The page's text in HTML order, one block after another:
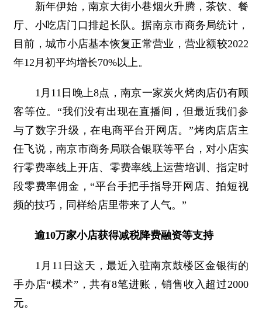
新年伊始，南京大街小巷烟火升腾，茶饮、餐
厅、小吃店门口排起长队。据南京市商务局统计，
目前，城市小店基本恢复正常营业，营业额较2022
年12月初平均增长70%以上。
1月11日晚上8点，南京一家炭火烤肉店仍有顾
客等位。“我们没有出现在直播间，但最近我们参
与了数字升级，在电商平台开网店。”烤肉店店主
任飞说，南京市商务局联合银联等平台，对小店实
行零费率线上开店、零费率线上运营培训、指定时
段零费率佣金，“平台手把手指导开网店、拍短视
频的技巧，同样给店里带来了人气。”
逾10万家小店获得减税降费融资等支持
1月11日这天，最近入驻南京鼓楼区金银街的
手办店“模术”，共有8笔进账，销售收入超过2000
元。